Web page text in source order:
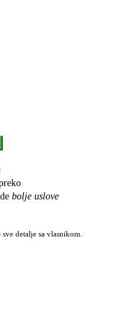
bolje uslove
detalje sa vlasnikom.